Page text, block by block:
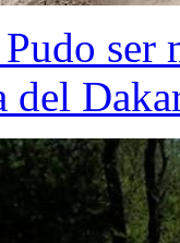
ser
del